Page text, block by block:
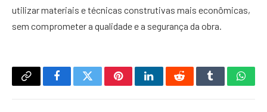
utilizar materiais e técnicas construtivas mais econômicas,
sem comprometer a qualidade e a segurança da obra.
Copy
FacebookTwitterPinterestLinkedInRedditTumblr